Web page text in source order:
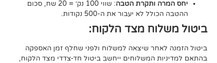
ותקרת הטבה
: שווי 100 נק׳ = 20 שח, סכום
לא יעבור את ה-500 נקודות.
מצד הלקוח:
שיצאה למשלוח ולפני שחלף זמן האספקה
המשלוחים ייחשב ביטול חד-צדדי מצד הלקוח,